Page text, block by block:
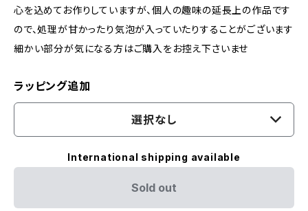
心を込めてお作りしていますが、個人の趣味の延長上の作品です
ので、処理が甘かったり気泡が入っていたりすることがございます
細かい部分が気になる方はご購入をお控え下さいませ
ラッピング追加
選択なし
International shipping available
Sold out